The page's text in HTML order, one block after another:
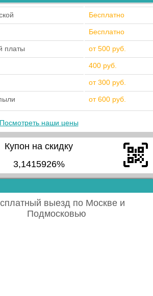
Бесплатно
Бесплатно
платы от 500 руб.
400 руб.
от 300 руб.
от 600 руб.
Посмотреть наши цены
Купон на скидку
3,1415926%
выезд по Москве и
Подмосковью